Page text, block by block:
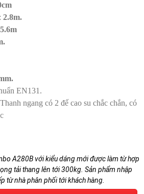
2.8m.
5.6m
EN131.
ngang có 2 đế cao su chắc chắn, có
A280B với kiểu dáng mới được làm từ hợp
tải thang lên tới 300kg. Sản phẩm nhập
từ nhà phân phối tới khách hàng.